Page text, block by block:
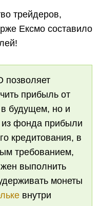
трейдеров,
Ексмо составило
позволяет
прибыль от
в будущем, но и
фонда прибыли
кредитования, в
требованием,
выполнить
монеты
внутри